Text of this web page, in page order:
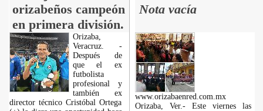
orizabeños campeón
en primera división.
Nota vacía
Orizaba,
Veracruz. -
Después de
que el ex
futbolista
profesional y
también ex
director técnico Cristóbal Ortega
www.orizabaenred.com.mx
Orizaba, Ver.- Este viernes las